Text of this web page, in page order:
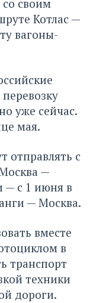
своим
Котлас —
вагоны-
уже сейчас.
мая.
отправлять с
—
— с 1 июня в
— Москва.
вместе
в
транспорт
техники
дороги.